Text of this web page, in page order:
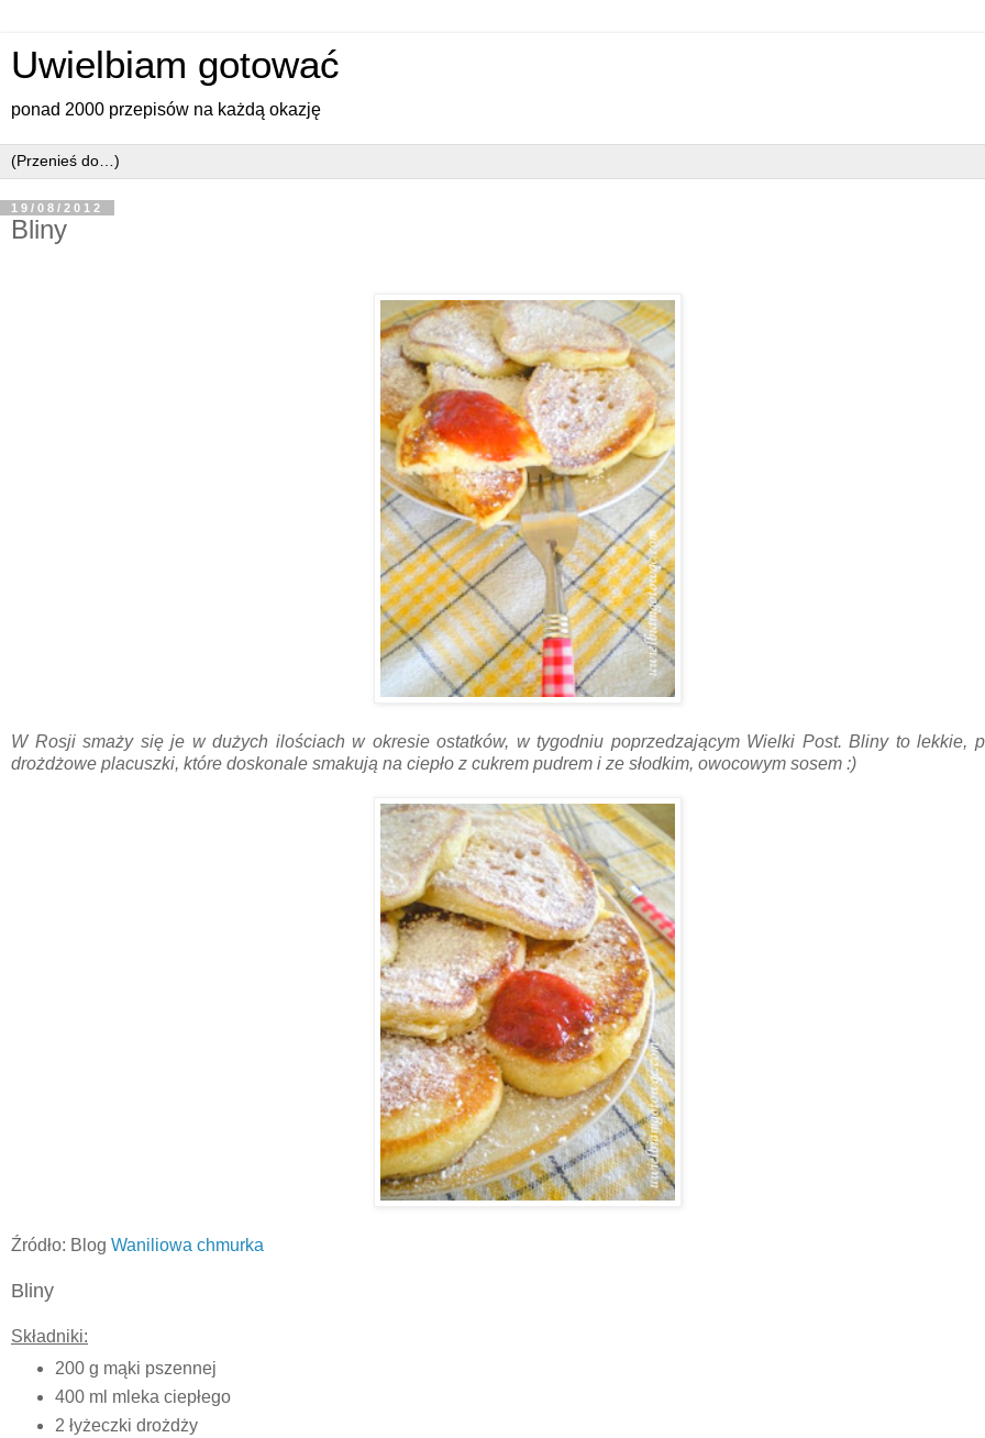
Uwielbiam gotować
ponad 2000 przepisów na każdą okazję
19/08/2012
Bliny
W Rosji smaży się je w dużych ilościach w okresie ostatków, w tygodniu poprzedzającym Wielki Post. Bliny to lekkie,
drożdżowe placuszki, które doskonale smakują na ciepło z cukrem pudrem i ze słodkim, owocowym sosem :)
Źródło: Blog Waniliowa chmurka
Bliny
Składniki:
200 g mąki pszennej
400 ml mleka ciepłego
2 łyżeczki drożdży